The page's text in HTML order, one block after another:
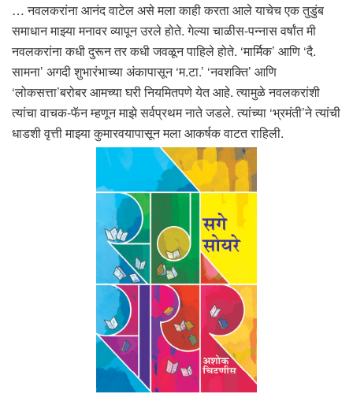
… नवलकरांना आनंद वाटेल असे मला काही करता आले याचेच एक तुडुंब
समाधान माझ्या मनावर व्यापून उरले होते. गेल्या चाळीस-पन्नास वर्षांत मी
नवलकरांना कधी दुरून तर कधी जवळून पाहिले होते. ‘मार्मिक’ आणि ‘दै.
सामना’ अगदी शुभारंभाच्या अंकापासून ‘म.टा.’ ‘नवशक्ति’ आणि
‘लोकसत्ता’बरोबर आमच्या घरी नियमितपणे येत आहे. त्यामुळे नवलकरांशी
त्यांचा वाचक-फॅन म्हणून माझे सर्वप्रथम नाते जडले. त्यांच्या ‘भ्रमंती’ने त्यांची
धाडशी वृत्ती माझ्या कुमारवयापासून मला आकर्षक वाटत राहिली.